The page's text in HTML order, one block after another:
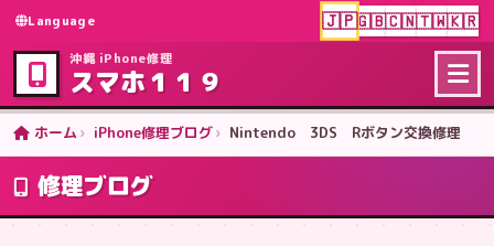
Language 🇯🇵🇬🇧🇨🇳🇹🇼🇰🇷
沖縄 iPhone修理
スマホ１１９
ホーム iPhone修理ブログ Nintendo 3DS Rボタン交換修理
修理ブログ